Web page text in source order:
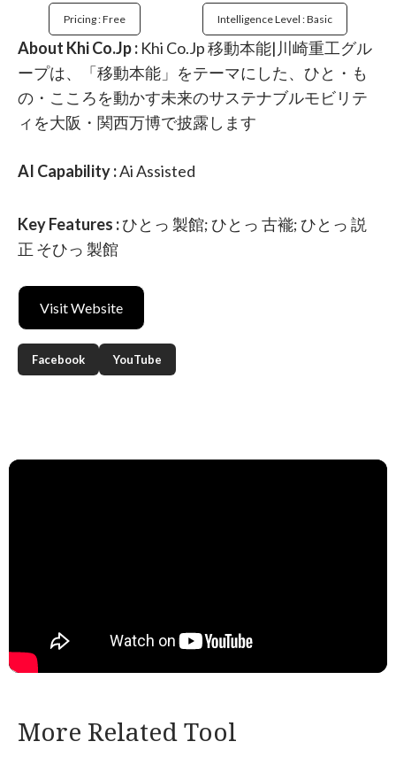
Pricing : Free Intelligence Level : Basic
About Khi Co.Jp : Khi Co.Jp 移動本能|川崎重工グル
ープは、「移動本能」をテーマにした、ひと・も
の・こころを動かす未来のサステナブルモビリテ
ィを大阪・関西万博で披露します
AI Capability :Ai Assisted
Key Features :ひとっ 製館; ひとっ 古褦; ひとっ 説
正 そひっ 製館
Visit Website
Facebook YouTube
More Related Tool